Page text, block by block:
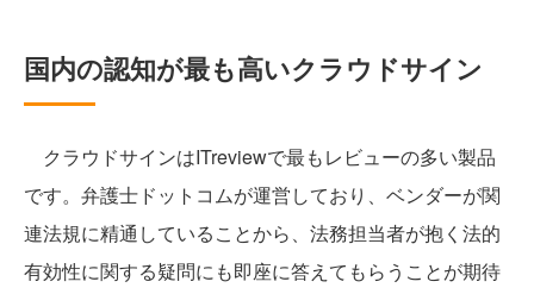
国内の認知が最も高いクラウドサイン
クラウドサインはITreviewで最もレビューの多い製品
です。弁護士ドットコムが運営しており、ベンダーが関
連法規に精通していることから、法務担当者が抱く法的
有効性に関する疑問にも即座に答えてもらうことが期待